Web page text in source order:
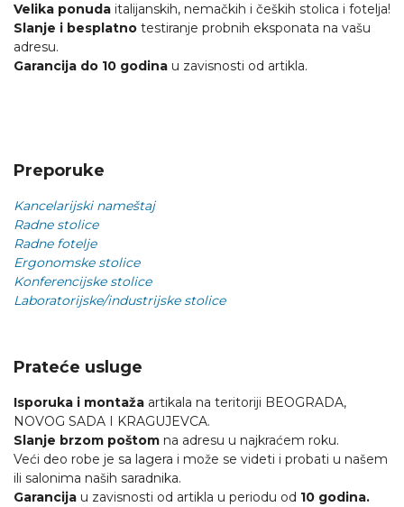
Velika ponuda italijanskih, nemačkih i čeških stolica i fotelja!
Slanje i besplatno testiranje probnih eksponata na vašu
adresu.
Garancija do 10 godina u zavisnosti od artikla.
Preporuke
Kancelarijski nameštaj
Radne stolice
Radne fotelje
Ergonomske stolice
Konferencijske stolice
Laboratorijske/industrijske stolice
Prateće usluge
Isporuka i montaža artikala na teritoriji BEOGRADA,
NOVOG SADA I KRAGUJEVCA.
Slanje brzom poštom na adresu u najkraćem roku.
Veći deo robe je sa lagera i može se videti i probati u našem
ili salonima naših saradnika.
Garancija u zavisnosti od artikla u periodu od 10 godina.